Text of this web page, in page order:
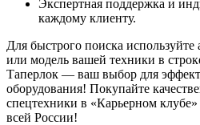
Экспертная поддержка и
каждому клиенту.
Для быстрого поиска
или модель вашей техники в
Таперлок — ваш выбор для
оборудования! Покупайте
спецтехники в «Карьерном
всей России!